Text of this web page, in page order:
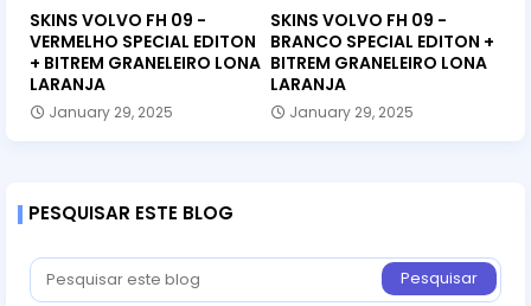
SKINS VOLVO FH 09 -
VERMELHO SPECIAL EDITON
+ BITREM GRANELEIRO LONA
LARANJA
January 29, 2025
SKINS VOLVO FH 09 -
BRANCO SPECIAL EDITON +
BITREM GRANELEIRO LONA
LARANJA
January 29, 2025
PESQUISAR ESTE BLOG